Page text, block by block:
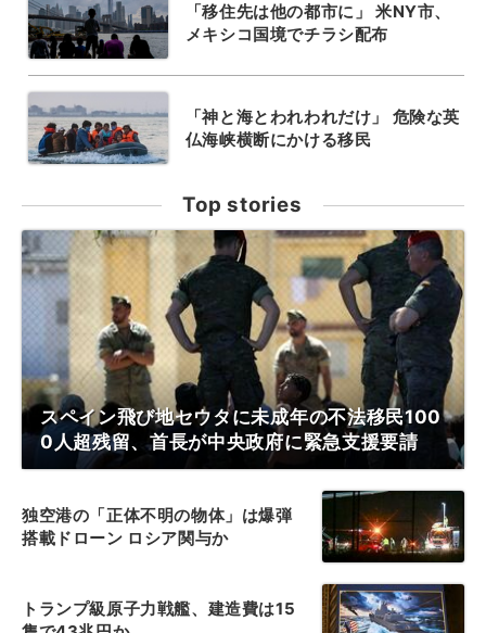
「移住先は他の都市に」 米NY市、
メキシコ国境でチラシ配布
「神と海とわれわれだけ」 危険な英
仏海峡横断にかける移民
Top stories
スペイン飛び地セウタに未成年の不法移民100
0人超残留、首長が中央政府に緊急支援要請
独空港の「正体不明の物体」は爆弾
搭載ドローン ロシア関与か
トランプ級原子力戦艦、建造費は15